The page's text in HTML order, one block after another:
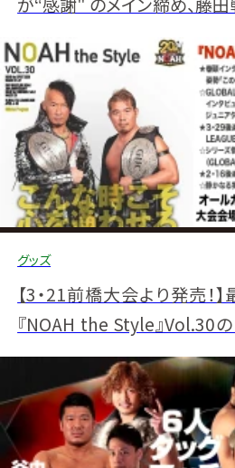
てる」 試合後コメント
グッズ
【3・21前橋大会より発売！
『NOAH the Style』Vol.30
介！